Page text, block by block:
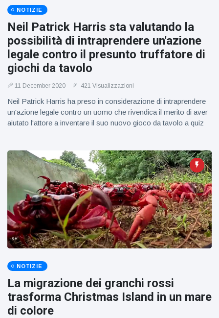
NOTIZIE
Neil Patrick Harris sta valutando la
possibilità di intraprendere un'azione
legale contro il presunto truffatore di
giochi da tavolo
11 December 2020 421 Visualizzazioni
Neil Patrick Harris ha preso in considerazione di intraprendere
un'azione legale contro un uomo che rivendica il merito di aver
aiutato l'attore a inventare il suo nuovo gioco da tavolo a quiz
NOTIZIE
La migrazione dei granchi rossi
trasforma Christmas Island in un mare
di colore